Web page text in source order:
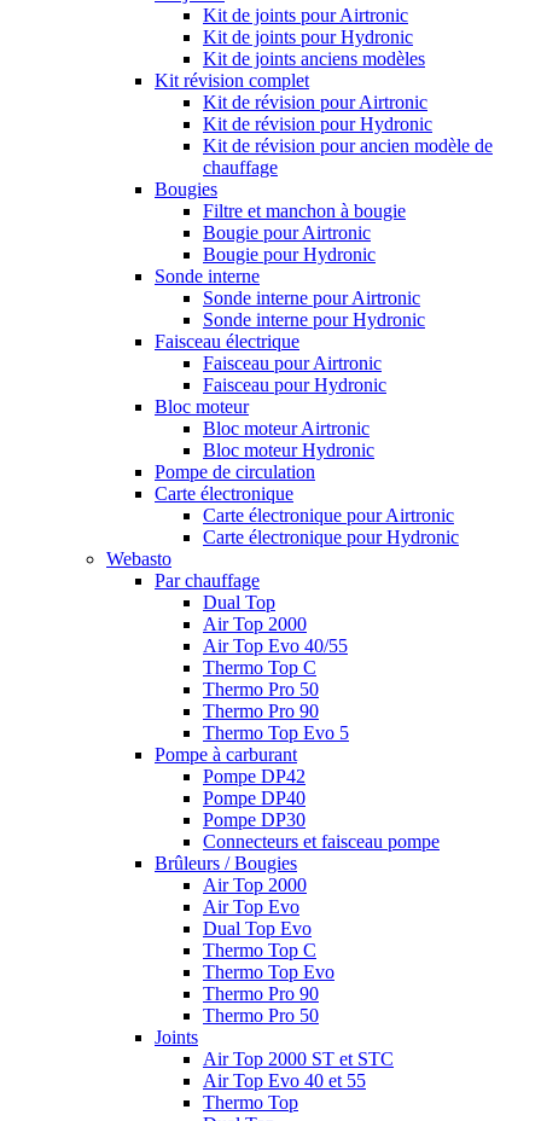
Kit de joints pour Airtronic
Kit de joints pour Hydronic
Kit de joints anciens modèles
Kit révision complet
Kit de révision pour Airtronic
Kit de révision pour Hydronic
Kit de révision pour ancien modèle de
chauffage
Bougies
Filtre et manchon à bougie
Bougie pour Airtronic
Bougie pour Hydronic
Sonde interne
Sonde interne pour Airtronic
Sonde interne pour Hydronic
Faisceau électrique
Faisceau pour Airtronic
Faisceau pour Hydronic
Bloc moteur
Bloc moteur Airtronic
Bloc moteur Hydronic
Pompe de circulation
Carte électronique
Carte électronique pour Airtronic
Carte électronique pour Hydronic
Webasto
Par chauffage
Dual Top
Air Top 2000
Air Top Evo 40/55
Thermo Top C
Thermo Pro 50
Thermo Pro 90
Thermo Top Evo 5
Pompe à carburant
Pompe DP42
Pompe DP40
Pompe DP30
Connecteurs et faisceau pompe
Brûleurs / Bougies
Air Top 2000
Air Top Evo
Dual Top Evo
Thermo Top C
Thermo Top Evo
Thermo Pro 90
Thermo Pro 50
Joints
Air Top 2000 ST et STC
Air Top Evo 40 et 55
Thermo Top